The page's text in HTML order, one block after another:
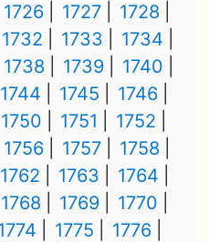
1726 1727
1728
1732 1733
1734
1738 1739
1740
1744 1745
1746
1750 1751
1752
1756 1757
1758
1762 1763
1764
1768 1769
1770
1775
1776